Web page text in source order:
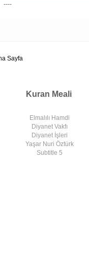
----
Sayfa
Kuran Meali
Elmalılı Hamdi
Diyanet Vakfı
Diyanet İşleri
Yaşar Nuri Öztürk
Subtitle 5